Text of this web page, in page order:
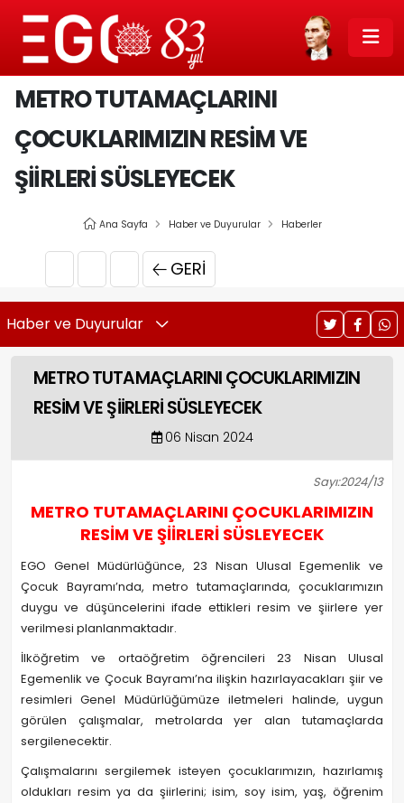
METRO TUTAMAÇLARINI
ÇOCUKLARIMIZIN RESİM VE
ŞİİRLERİ SÜSLEYECEK
Ana Sayfa Haber ve Duyurular Haberler
GERI
Haber ve Duyurular
METRO TUTAMAÇLARINI ÇOCUKLARIMIZIN
RESİM VE ŞİİRLERİ SÜSLEYECEK
06 Nisan 2024
Sayı:2024/13
METRO TUTAMAÇLARINI ÇOCUKLARIMIZIN
RESİM VE ŞİİRLERİ SÜSLEYECEK
EGO Genel Müdürlüğünce, 23 Nisan Ulusal Egemenlik ve
Çocuk Bayramı’nda, metro tutamaçlarında, çocuklarımızın
duygu ve düşüncelerini ifade ettikleri resim ve şiirlere yer
verilmesi planlanmaktadır.
İlköğretim ve ortaöğretim öğrencileri 23 Nisan Ulusal
Egemenlik ve Çocuk Bayramı’na ilişkin hazırlayacakları şiir ve
resimleri Genel Müdürlüğümüze iletmeleri halinde, uygun
görülen çalışmalar, metrolarda yer alan tutamaçlarda
sergilenecektir.
Çalışmalarını sergilemek isteyen çocuklarımızın, hazırlamış
oldukları resim ya da şiirlerini; isim, soy isim, yaş, öğrenim